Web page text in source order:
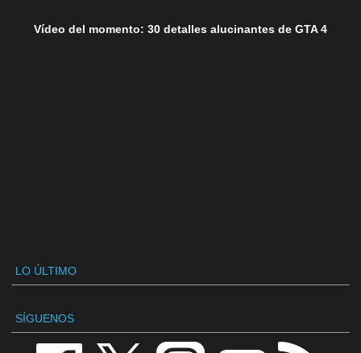
Vídeo del momento: 30 detalles alucinantes de GTA 4
LO ÚLTIMO
SÍGUENOS